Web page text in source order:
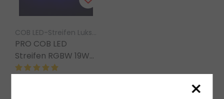
COB LED-Streifen Luksus
PRO COB LED
Streifen RGBW 19W
1180LM 784LED/m
×